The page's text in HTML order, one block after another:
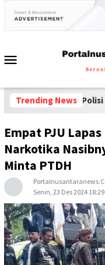
Trending News
Polisi Polresta
Empat PJU
Narkotika
Minta PTDH
Senin, 23 Des 2024